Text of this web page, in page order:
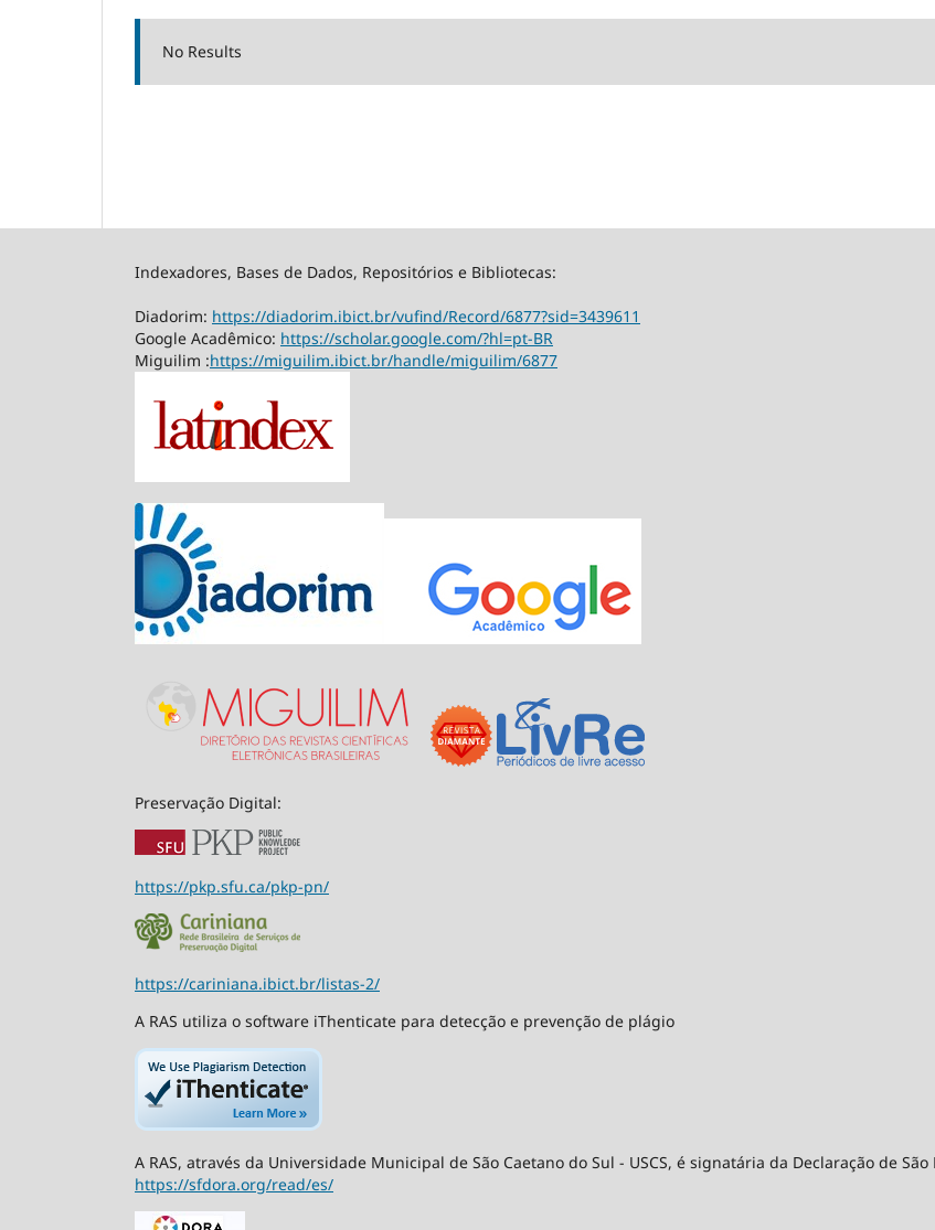
No Results
Indexadores, Bases de Dados, Repositórios e Bibliotecas:
Diadorim: https://diadorim.ibict.br/vufind/Record/6877?sid=3439611
Google Acadêmico: https://scholar.google.com/?hl=pt-BR
Miguilim :https://miguilim.ibict.br/handle/miguilim/6877
Preservação Digital:
https://pkp.sfu.ca/pkp-pn/
https://cariniana.ibict.br/listas-2/
A RAS utiliza o software iThenticate para detecção e prevenção de plágio
A RAS, através da Universidade Municipal de São Caetano do Sul - USCS, é signatária da Declaração de
https://sfdora.org/read/es/